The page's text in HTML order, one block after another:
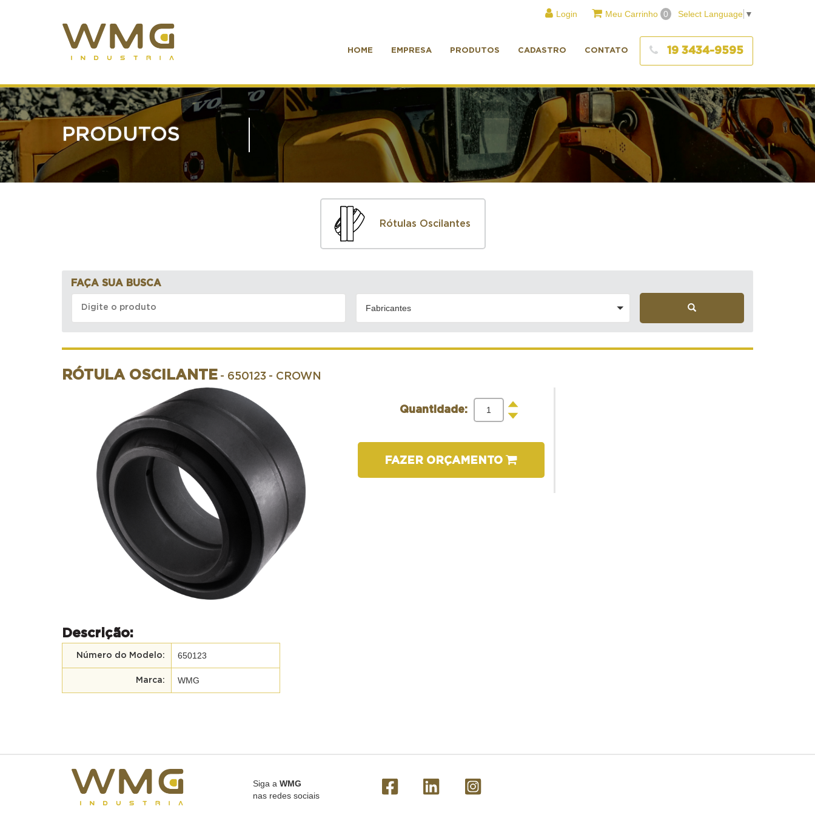
Login Meu Carrinho 0 Select Language ▼
HOME EMPRESA PRODUTOS CADASTRO CONTATO 19 3434-9595
PRODUTOS
Rótulas Oscilantes
FAÇA SUA BUSCA
Fabricantes
RÓTULA OSCILANTE - 650123 - CROWN
Quantidade:
+
-
FAZER ORÇAMENTO
Descrição:
Número do Modelo: 650123
Marca: WMG
Siga a WMG
nas redes sociais